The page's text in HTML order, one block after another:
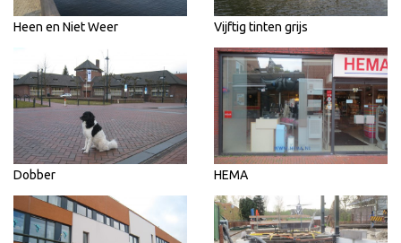
Heen en Niet Weer Vijftig tinten grijs
Dobber HEMA